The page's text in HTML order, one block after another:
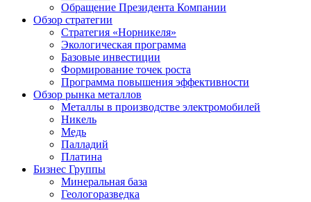
Обращение Президента Компании
Обзор стратегии
Стратегия «Норникеля»
Экологическая программа
Базовые инвестиции
Формирование точек роста
Программа повышения эффективности
Обзор рынка металлов
Металлы в производстве электромобилей
Никель
Медь
Палладий
Платина
Бизнес Группы
Минеральная база
Геологоразведка